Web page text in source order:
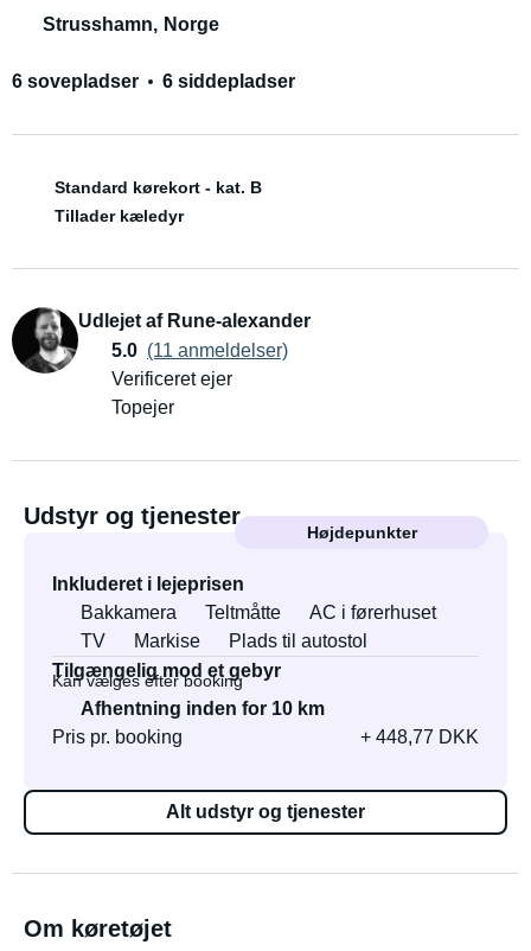
Strusshamn, Norge
6 sovepladser 6 siddepladser
Standard kørekort - kat. B
Tillader kæledyr
Udlejet af Rune-alexander
5.0 (11 anmeldelser)
Verificeret ejer
Topejer
Udstyr og tjenester
Højdepunkter
Inkluderet i lejeprisen
Bakkamera
Teltmåtte
AC i førerhuset
TV
Markise
Plads til autostol
Tilgængelig mod et gebyr
Kan vælges efter booking
Afhentning inden for 10 km
Pris pr. booking
+ 448,77 DKK
Alt udstyr og tjenester
Om køretøjet